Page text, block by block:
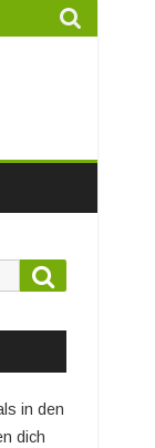
in den
dich